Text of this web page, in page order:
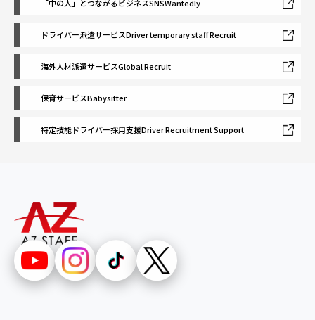
「中の人」とつながるビジネスSNSWantedly
ドライバー派遣サービスDriver temporary staff Recruit
海外人材派遣サービスGlobal Recruit
保育サービスBabysitter
特定技能ドライバー採用支援Driver Recruitment Support